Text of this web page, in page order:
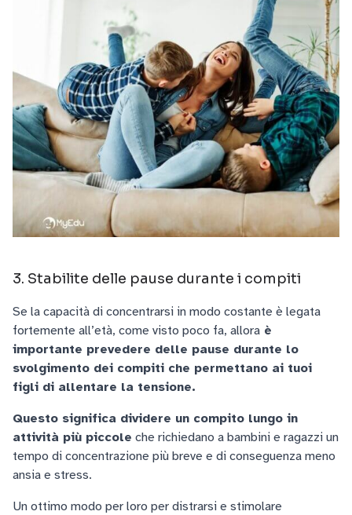
3. Stabilite delle pause durante i compiti
Se la capacità di concentrarsi in modo costante è legata
fortemente all’età, come visto poco fa, allora è
importante prevedere delle pause durante lo
svolgimento dei compiti che permettano ai tuoi
figli di allentare la tensione.
Questo significa dividere un compito lungo in
attività più piccole che richiedano a bambini e ragazzi un
tempo di concentrazione più breve e di conseguenza meno
ansia e stress.
Un ottimo modo per loro per distrarsi e stimolare